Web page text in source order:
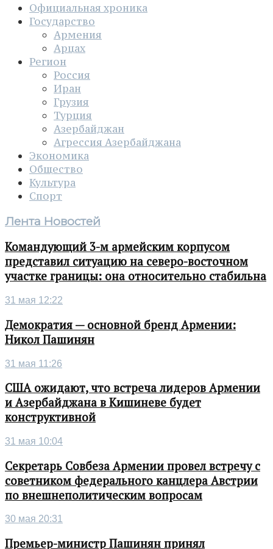
Официальная хроника
Государство
Армения
Арцах
Регион
Россия
Иран
Грузия
Турция
Азербайджан
Агрессия Азербайджана
Экономика
Общество
Культура
Спорт
Лента Новостей
Командующий 3-м армейским корпусом
представил ситуацию на северо-восточном
участке границы: она относительно стабильна
31 мая 12:22
Демократия — основной бренд Армении:
Никол Пашинян
31 мая 11:26
США ожидают, что встреча лидеров Армении
и Азербайджана в Кишиневе будет
конструктивной
31 мая 10:04
Секретарь Совбеза Армении провел встречу с
советником федерального канцлера Австрии
по внешнеполитическим вопросам
30 мая 20:31
Премьер-министр Пашинян принял